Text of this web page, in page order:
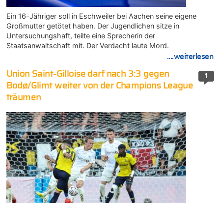
Ein 16-Jähriger soll in Eschweiler bei Aachen seine eigene
Großmutter getötet haben. Der Jugendlichen sitze in
Untersuchungshaft, teilte eine Sprecherin der
Staatsanwaltschaft mit. Der Verdacht laute Mord.
....weiterlesen
1
Union Saint-Gilloise darf nach 3:3 gegen
Bodø/Glimt weiter von der Champions League
träumen